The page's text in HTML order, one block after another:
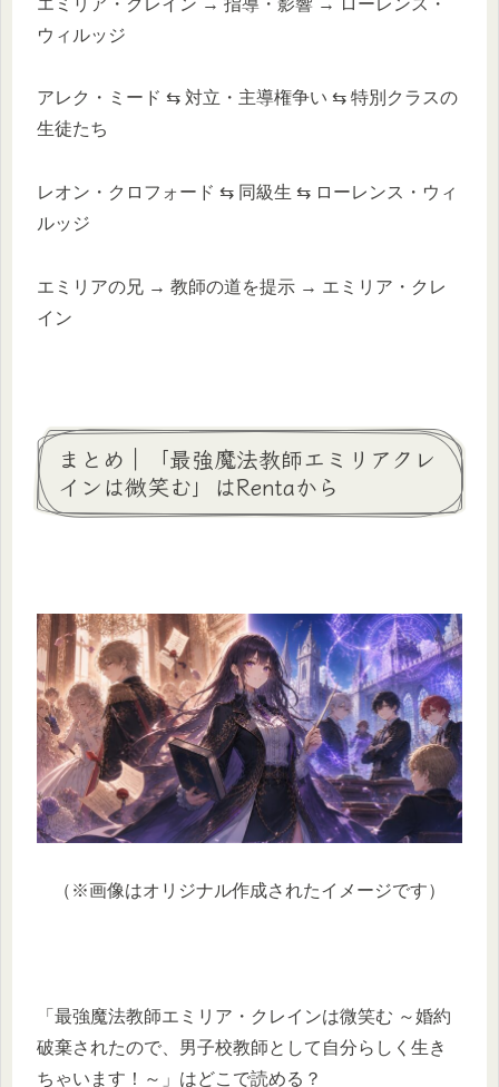
ウィルッジ
アレク・ミード ⇆ 対立・主導権争い ⇆ 特別クラスの
生徒たち
レオン・クロフォード ⇆ 同級生 ⇆ ローレンス・ウィ
ルッジ
エミリアの兄 → 教師の道を提示 → エミリア・クレ
イン
まとめ｜「最強魔法教師エミリアクレ
インは微笑む」はRentaから
（※画像はオリジナル作成されたイメージです）
「最強魔法教師エミリア・クレインは微笑む ～婚約
破棄されたので、男子校教師として自分らしく生き
ちゃいます！～」はどこで読める？